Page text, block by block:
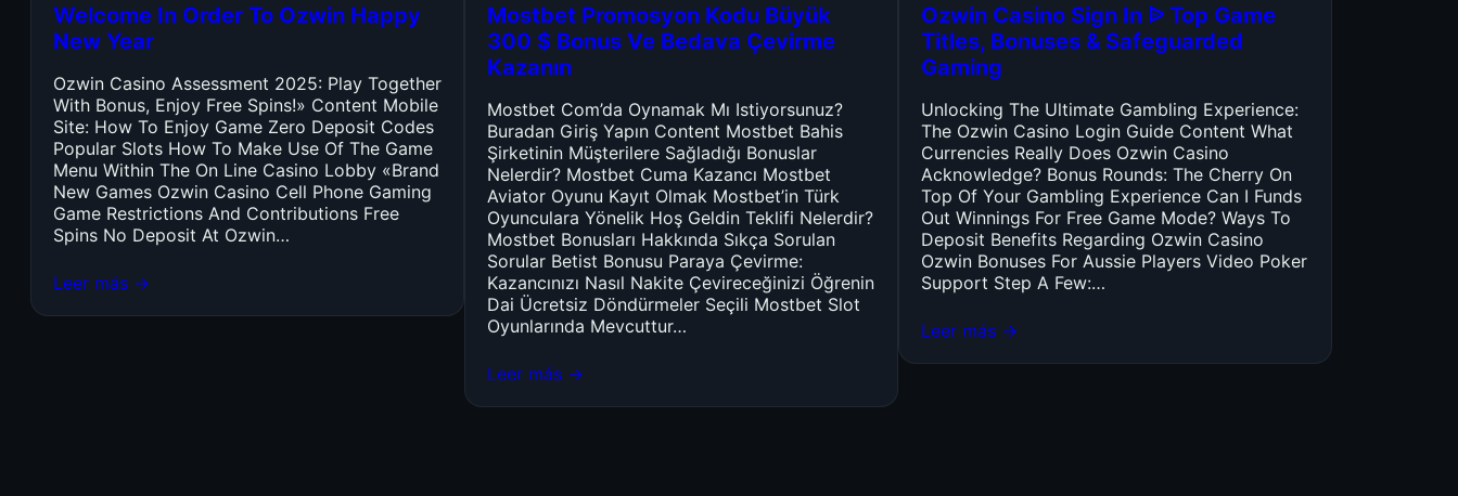
Welcome In Order To Ozwin Happy
New Year
Ozwin Casino Assessment 2025: Play Together
With Bonus, Enjoy Free Spins!» Content Mobile
Site: How To Enjoy Game Zero Deposit Codes
Popular Slots How To Make Use Of The Game
Menu Within The On Line Casino Lobby «Brand
New Games Ozwin Casino Cell Phone Gaming
Game Restrictions And Contributions Free
Spins No Deposit At Ozwin…
Leer más →
Mostbet Promosyon Kodu Büyük
300 $ Bonus Ve Bedava Çevirme
Kazanın
Mostbet Com’da Oynamak Mı Istiyorsunuz?
Buradan Giriş Yapın Content Mostbet Bahis
Şirketinin Müşterilere Sağladığı Bonuslar
Nelerdir? Mostbet Cuma Kazancı Mostbet
Aviator Oyunu Kayıt Olmak Mostbet’in Türk
Oyunculara Yönelik Hoş Geldin Teklifi Nelerdir?
Mostbet Bonusları Hakkında Sıkça Sorulan
Sorular Betist Bonusu Paraya Çevirme:
Kazancınızı Nasıl Nakite Çevireceğinizi Öğrenin
Dai Ücretsiz Döndürmeler Seçili Mostbet Slot
Oyunlarında Mevcuttur…
Leer más →
Ozwin Casino Sign In ᐉ Top Game
Titles, Bonuses & Safeguarded
Gaming
Unlocking The Ultimate Gambling Experience:
The Ozwin Casino Login Guide Content What
Currencies Really Does Ozwin Casino
Acknowledge? Bonus Rounds: The Cherry On
Top Of Your Gambling Experience Can I Funds
Out Winnings For Free Game Mode? Ways To
Deposit Benefits Regarding Ozwin Casino
Ozwin Bonuses For Aussie Players Video Poker
Support Step A Few:…
Leer más →